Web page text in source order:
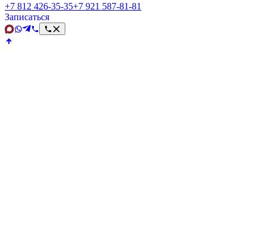
+7 812 426‑35‑35+7 921 587‑81‑81
Записаться